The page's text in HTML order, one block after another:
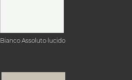
Bianco Assoluto lucido